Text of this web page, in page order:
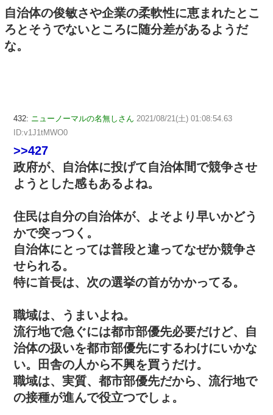
自治体の俊敏さや企業の柔軟性に恵まれたとこ
ろとそうでないところに随分差があるようだ
な。
432: ニューノーマルの名無しさん 2021/08/21(土) 01:08:54.63
ID:v1J1tMWO0
>>427
政府が、自治体に投げて自治体間で競争させ
ようとした感もあるよね。
住民は自分の自治体が、よそより早いかどう
かで突っつく。
自治体にとっては普段と違ってなぜか競争さ
せられる。
特に首長は、次の選挙の首がかかってる。
職域は、うまいよね。
流行地で急ぐには都市部優先必要だけど、自
治体の扱いを都市部優先にするわけにいかな
い。田舎の人から不興を買うだけ。
職域は、実質、都市部優先だから、流行地で
の接種が進んで役立つでしょ。